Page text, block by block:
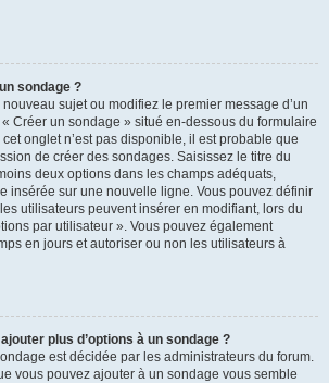
sondage ?
sujet ou modifiez le premier message d’un
Créer un sondage » situé en-dessous du formulaire
onglet n’est pas disponible, il est probable que
de créer des sondages. Saisissez le titre du
deux options dans les champs adéquats,
insérée sur une nouvelle ligne. Vous pouvez définir
utilisateurs peuvent insérer en modifiant, lors du
par utilisateur ». Vous pouvez également
en jours et autoriser ou non les utilisateurs à
plus d’options à un sondage ?
est décidée par les administrateurs du forum.
vous pouvez ajouter à un sondage vous semble